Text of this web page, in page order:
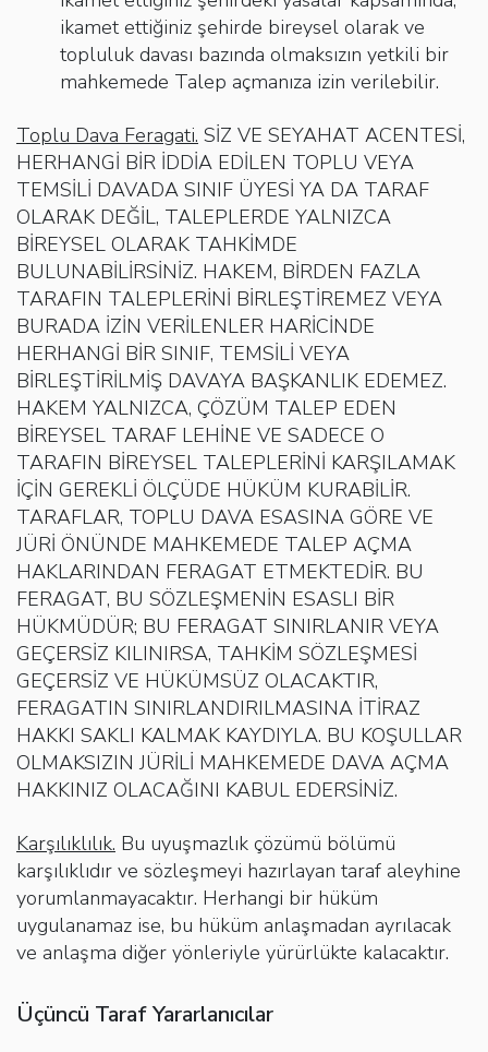
ikamet ettiğiniz şehirde bireysel olarak ve
topluluk davası bazında olmaksızın yetkili bir
mahkemede Talep açmanıza izin verilebilir.
Toplu Dava Feragati. SİZ VE SEYAHAT ACENTESİ,
HERHANGİ BİR İDDİA EDİLEN TOPLU VEYA
TEMSİLİ DAVADA SINIF ÜYESİ YA DA TARAF
OLARAK DEĞİL, TALEPLERDE YALNIZCA
BİREYSEL OLARAK TAHKİMDE
BULUNABİLİRSİNİZ. HAKEM, BİRDEN FAZLA
TARAFIN TALEPLERİNİ BİRLEŞTİREMEZ VEYA
BURADA İZİN VERİLENLER HARİCİNDE
HERHANGİ BİR SINIF, TEMSİLİ VEYA
BİRLEŞTİRİLMİŞ DAVAYA BAŞKANLIK EDEMEZ.
HAKEM YALNIZCA, ÇÖZÜM TALEP EDEN
BİREYSEL TARAF LEHİNE VE SADECE O
TARAFIN BİREYSEL TALEPLERİNİ KARŞILAMAK
İÇİN GEREKLİ ÖLÇÜDE HÜKÜM KURABİLİR.
TARAFLAR, TOPLU DAVA ESASINA GÖRE VE
JÜRİ ÖNÜNDE MAHKEMEDE TALEP AÇMA
HAKLARINDAN FERAGAT ETMEKTEDİR. BU
FERAGAT, BU SÖZLEŞMENİN ESASLI BİR
HÜKMÜDÜR; BU FERAGAT SINIRLANIR VEYA
GEÇERSİZ KILINIRSA, TAHKİM SÖZLEŞMESİ
GEÇERSİZ VE HÜKÜMSÜZ OLACAKTIR,
FERAGATIN SINIRLANDIRILMASINA İTİRAZ
HAKKI SAKLI KALMAK KAYDIYLA. BU KOŞULLAR
OLMAKSIZIN JÜRİLİ MAHKEMEDE DAVA AÇMA
HAKKINIZ OLACAĞINI KABUL EDERSİNİZ.
Karşılıklılık. Bu uyuşmazlık çözümü bölümü
karşılıklıdır ve sözleşmeyi hazırlayan taraf aleyhine
yorumlanmayacaktır. Herhangi bir hüküm
uygulanamaz ise, bu hüküm anlaşmadan ayrılacak
ve anlaşma diğer yönleriyle yürürlükte kalacaktır.
Üçüncü Taraf Yararlanıcılar